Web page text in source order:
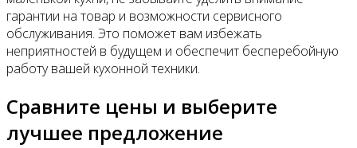
гарантии на товар и возможности сервисного
обслуживания. Это поможет вам избежать
неприятностей в будущем и обеспечит бесперебойную
работу вашей кухонной техники.
Сравните цены и выберите
лучшее предложение